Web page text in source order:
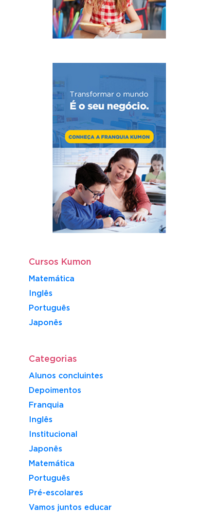
Cursos Kumon
Matemática
Inglês
Português
​Japonês
Categorias
Alunos concluintes
Depoimentos
Franquia
Inglês
Institucional
Japonês
Matemática
Português
Pré-escolares
Vamos juntos educar